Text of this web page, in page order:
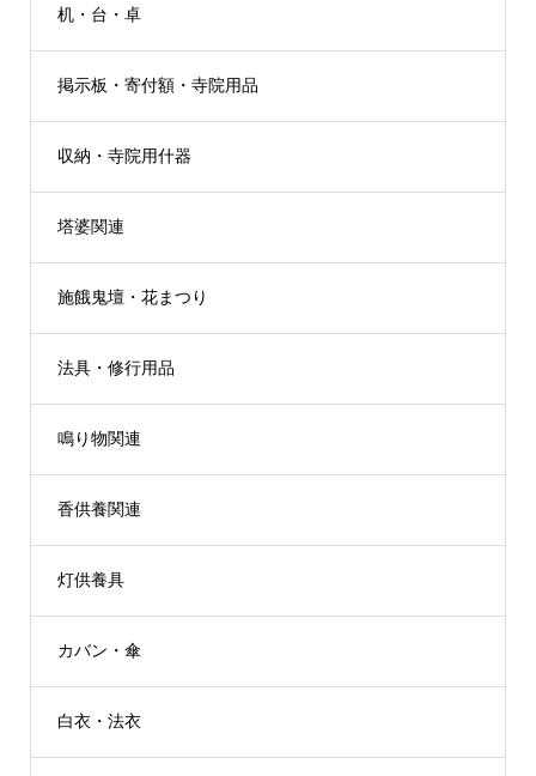
机・台・卓
掲示板・寄付額・寺院用品
収納・寺院用什器
塔婆関連
施餓鬼壇・花まつり
法具・修行用品
鳴り物関連
香供養関連
灯供養具
カバン・傘
白衣・法衣